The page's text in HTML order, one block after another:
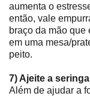
aumenta o
então, vale
braço da mão
em uma mesa/
peito.
7) Ajeite a
Além de ajudar a